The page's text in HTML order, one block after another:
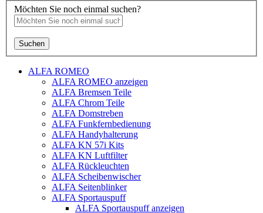
Möchten Sie noch einmal suchen?
Suchen
ALFA ROMEO
ALFA ROMEO anzeigen
ALFA Bremsen Teile
ALFA Chrom Teile
ALFA Domstreben
ALFA Funkfernbedienung
ALFA Handyhalterung
ALFA KN 57i Kits
ALFA KN Luftfilter
ALFA Rückleuchten
ALFA Scheibenwischer
ALFA Seitenblinker
ALFA Sportauspuff
ALFA Sportauspuff anzeigen